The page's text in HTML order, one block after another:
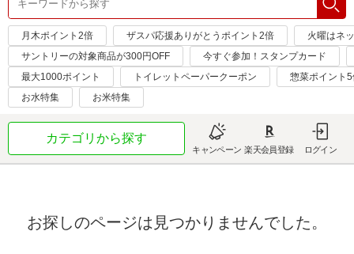
月木ポイント2倍 ザスパ応援ありがとうポイント2倍
火曜はネ
サントリーの対象商品が300円OFF
今すぐ参加！スタンプカード
最大1000ポイント
トイレットペーパークーポン
惣菜ポイント
お水特集
お米特集
カテゴリから探す
キャンペーン 楽天会員登録 ログイン
お探しのページは見つかりませんでした。